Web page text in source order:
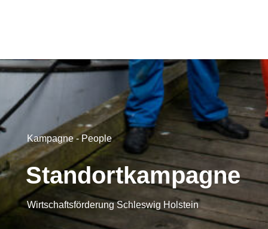
Kampagne - People
Standortkampagne
Wirtschaftsförderung Schleswig Holstein